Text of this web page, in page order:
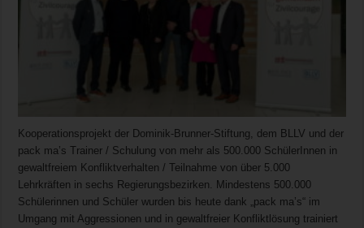
Kooperationsprojekt der Dominik-Brunner-Stiftung, dem BLLV und der
pack ma’s Trainer / Schulung von mehr als 500.000 SchülerInnen in
gewaltfreiem Konfliktverhalten / Teilnahme von über 5.000
Lehrkräften in sechs Regierungsbezirken. Mindestens 500.000
Schülerinnen und Schüler wurden bis heute dank „pack ma’s“ im
Umgang mit Aggressionen und in gewaltfreier Konfliktlösung trainiert